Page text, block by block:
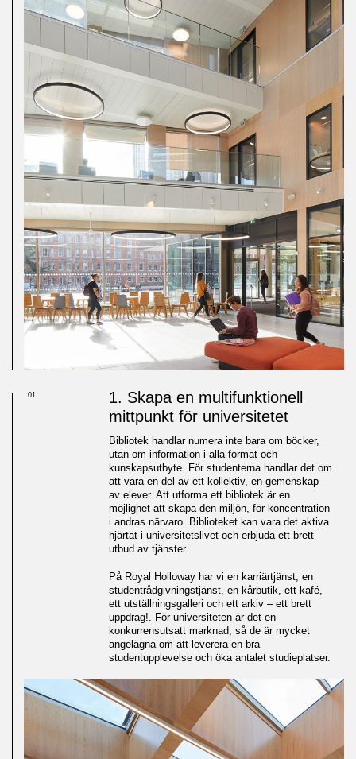
01
1. Skapa en multifunktionell
mittpunkt för universitetet
Bibliotek handlar numera inte bara om böcker,
utan om information i alla format och
kunskapsutbyte. För studenterna handlar det om
att vara en del av ett kollektiv, en gemenskap
av elever. Att utforma ett bibliotek är en
möjlighet att skapa den miljön, för koncentration
i andras närvaro. Biblioteket kan vara det aktiva
hjärtat i universitetslivet och erbjuda ett brett
utbud av tjänster.
På Royal Holloway har vi en karriärtjänst, en
studentrådgivningstjänst, en kårbutik, ett kafé,
ett utställningsgalleri och ett arkiv – ett brett
uppdrag!. För universiteten är det en
konkurrensutsatt marknad, så de är mycket
angelägna om att leverera en bra
studentupplevelse och öka antalet studieplatser.